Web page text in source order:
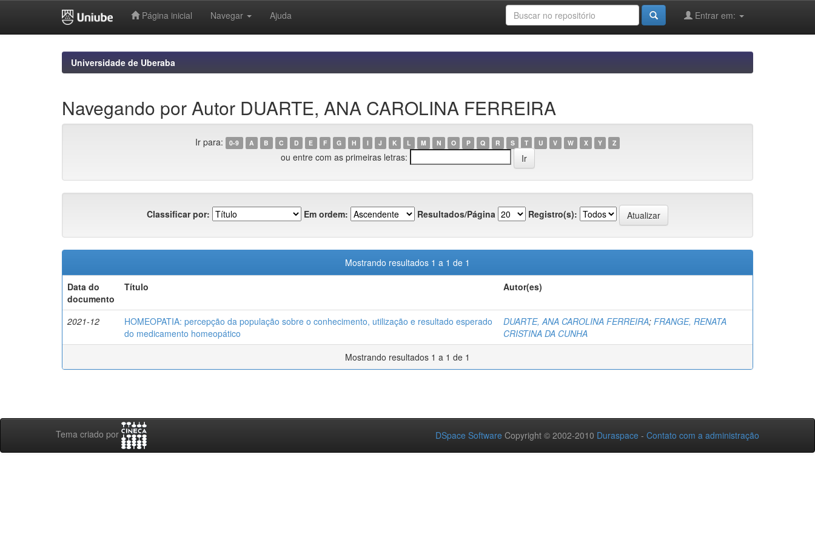
Página inicial Navegar Ajuda Entrar em:
Universidade de Uberaba
Navegando por Autor DUARTE, ANA CAROLINA FERREIRA
Ir para: 0-9 A B C D E F G H I J K L M N O P Q R S T U V W X Y Z
ou entre com as primeiras letras:
Classificar por: Em ordem: Resultados/Página Registro(s):
Mostrando resultados 1 a 1 de 1
Data do
documento
Título Autor(es)
2021-12
HOMEOPATIA: percepção da população sobre o conhecimento, utilização e resultado esperado
do medicamento homeopático
DUARTE, ANA CAROLINA FERREIRA; FRANGE, RENATA
CRISTINA DA CUNHA
Mostrando resultados 1 a 1 de 1
Tema criado por DSpace Software Copyright © 2002-2010 Duraspace - Contato com a administração